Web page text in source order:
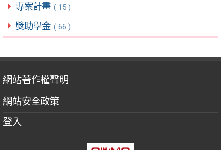
專案計畫 ( 15 )
獎助學金 ( 66 )
網站著作權聲明
網站安全政策
登入